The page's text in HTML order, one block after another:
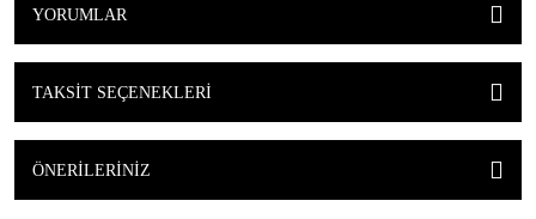
YORUMLAR
TAKSIT SEÇENEKLERI
ÖNERILERINIZ